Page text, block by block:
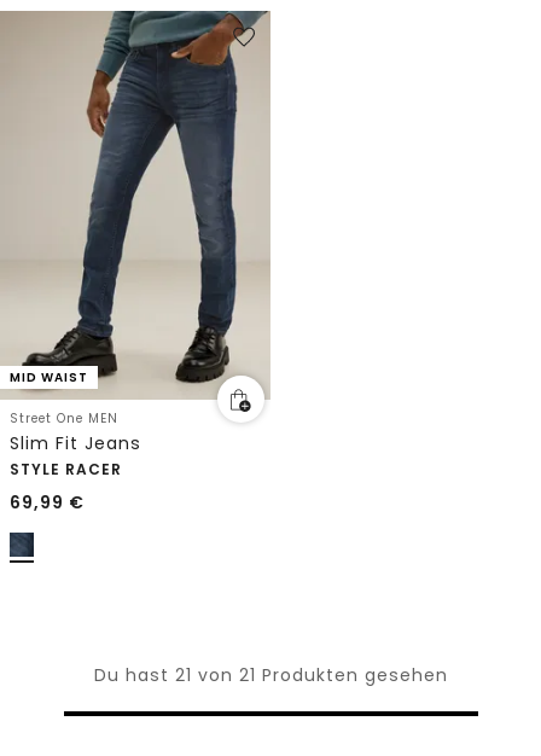
MID WAIST
Street One MEN
Slim Fit Jeans
STYLE RACER
69,99 €
Du hast 21 von 21 Produkten gesehen